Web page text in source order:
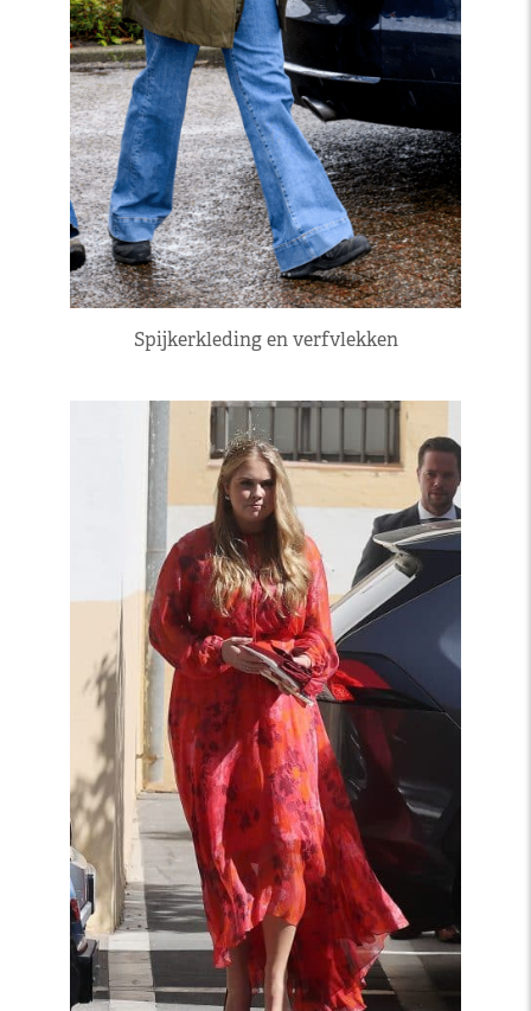
Spijkerkleding en verfvlekken